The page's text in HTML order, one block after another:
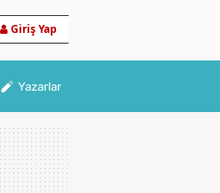
Giriş Yap
Yazarlar